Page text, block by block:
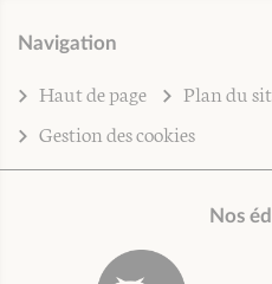
Navigation
Haut de page Plan du
Gestion des cookies
Nos